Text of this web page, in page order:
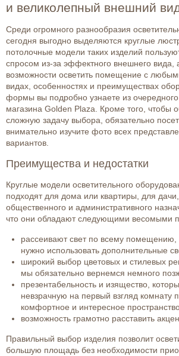
и великолепный внешний
Среди огромного разнообразия
сегодня выгодно выделяются круглые
потолочные модели таких изделий
спросом из-за эффектного внешнего вида,
возможности осветить помещение с
видах, особенностях и преимуществах
формы вы подробно узнаете из
магазина Golden Plaza. Кроме того, чтобы
сложную задачу выбора, обязательно
внимательно изучите фото всех
вариантов.
Преимущества и недостатки
Круглые модели осветительного
подходят для дома или квартиры, для
общественного и административного
что они обладают следующими весомыми
рассеивают свет по всему помещению,
нужно использовать дополнительные
широкий выбор цветовых и стилевых
мы обязательно вернемся немного
презентабельность и изящество,
невзрачную на первый взгляд комнату
комфортное и интересное
возможность грамотно расставить
Правильный выбор изделия позволит
большую площадь без необходимости